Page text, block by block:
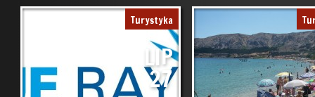
klientom. W tym roku miano
bankruta zyskało 13 biur
»»
umowę z biurem,
granicą kraju. Teraz w
z Turcji pomoże im
województwa...
Turystyka
LIP
27